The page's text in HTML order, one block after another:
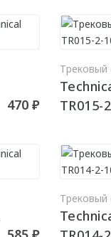
470 ₽
Трековый
TR015-
Трековый